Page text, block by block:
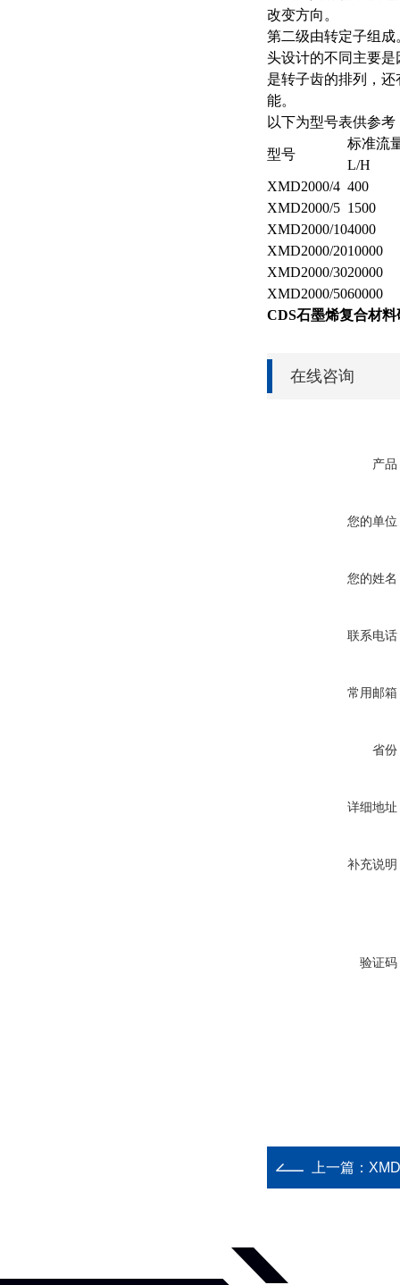
改变方向。
第二级由转定子组
头设计的不同主要
是转子齿的排列，
能。
以下为型号表供参考
型号
标准流
L/H
XMD2000/4 400
XMD2000/5 1500
XMD2000/104000
XMD2000/2010000
XMD2000/3020000
XMD2000/5060000
CDS石墨烯复合材
在线咨询
产品
您的单位
您的姓名
联系电话
常用邮箱
省份
详细地址
补充说明
验证码
上一篇：